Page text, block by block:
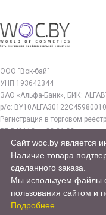
ООО "Вок-бай"
УНП 193642344
ЗАО «Альфа-Банк», БИК:
р/с:
Регистрация в торговом
РБ 549112 от 03.01.23г.
Юр. адрес:
220140, г. Минск, ул.
woc.by@yandex.by
© 2017—2026 WOC.BY
Сайт woc.by является
Наличие товара
сделанного заказа.
Мы используем файлы
пользования сайтом и
Подробнее...